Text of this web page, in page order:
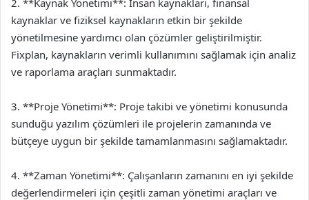
2. **Kaynak Yönetimi**: İnsan kaynakları, finansal
kaynaklar ve fiziksel kaynakların etkin bir şekilde
yönetilmesine yardımcı olan çözümler geliştirilmiştir.
Fixplan, kaynakların verimli kullanımını sağlamak için analiz
ve raporlama araçları sunmaktadır.
3. **Proje Yönetimi**: Proje takibi ve yönetimi konusunda
sunduğu yazılım çözümleri ile projelerin zamanında ve
bütçeye uygun bir şekilde tamamlanmasını sağlamaktadır.
4. **Zaman Yönetimi**: Çalışanların zamanını en iyi şekilde
değerlendirmeleri için çeşitli zaman yönetimi araçları ve